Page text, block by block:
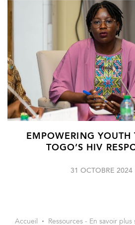
EMPOWERING YOUTH
TOGO’S HIV
31 OCTOBRE 2024
Accueil Ressources - En savoir